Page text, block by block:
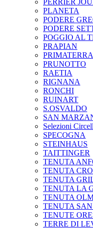
PERRIER
PLANETA
PODERE
PODERE
POGGIO AL
PRAPIAN
PRUNOTTO
RAETIA
RIGNANA
RONCHI
RUINART
S.OSVALDO
SAN
Selezioni
SPECOGNA
STEINHAUS
TAITTINGER
TENUTA
TENUTA
TENUTA
TENUTA LA
TENUTA
TENUTA
TENUTE
TERRE DI